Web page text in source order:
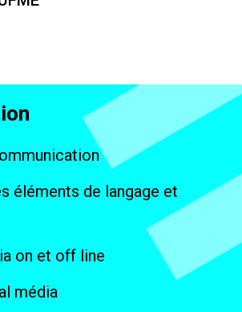
éléments de langage et
on et off line
média